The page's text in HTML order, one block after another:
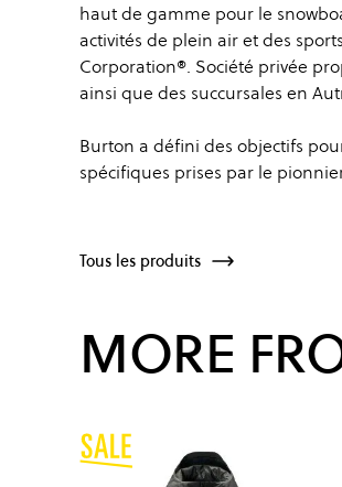
haut de gamme pour le
activités de plein air et des
Corporation®. Société privée
ainsi que des succursales en
Burton a défini des objectifs
spécifiques prises par le
Tous les produits
MORE